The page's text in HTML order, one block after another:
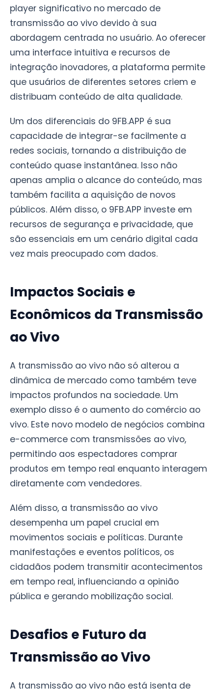
player significativo no mercado de
transmissão ao vivo devido à sua
abordagem centrada no usuário. Ao oferecer
uma interface intuitiva e recursos de
integração inovadores, a plataforma permite
que usuários de diferentes setores criem e
distribuam conteúdo de alta qualidade.
Um dos diferenciais do 9FB.APP é sua
capacidade de integrar-se facilmente a
redes sociais, tornando a distribuição de
conteúdo quase instantânea. Isso não
apenas amplia o alcance do conteúdo, mas
também facilita a aquisição de novos
públicos. Além disso, o 9FB.APP investe em
recursos de segurança e privacidade, que
são essenciais em um cenário digital cada
vez mais preocupado com dados.
Impactos Sociais e
Econômicos da Transmissão
ao Vivo
A transmissão ao vivo não só alterou a
dinâmica de mercado como também teve
impactos profundos na sociedade. Um
exemplo disso é o aumento do comércio ao
vivo. Este novo modelo de negócios combina
e-commerce com transmissões ao vivo,
permitindo aos espectadores comprar
produtos em tempo real enquanto interagem
diretamente com vendedores.
Além disso, a transmissão ao vivo
desempenha um papel crucial em
movimentos sociais e políticas. Durante
manifestações e eventos políticos, os
cidadãos podem transmitir acontecimentos
em tempo real, influenciando a opinião
pública e gerando mobilização social.
Desafios e Futuro da
Transmissão ao Vivo
A transmissão ao vivo não está isenta de